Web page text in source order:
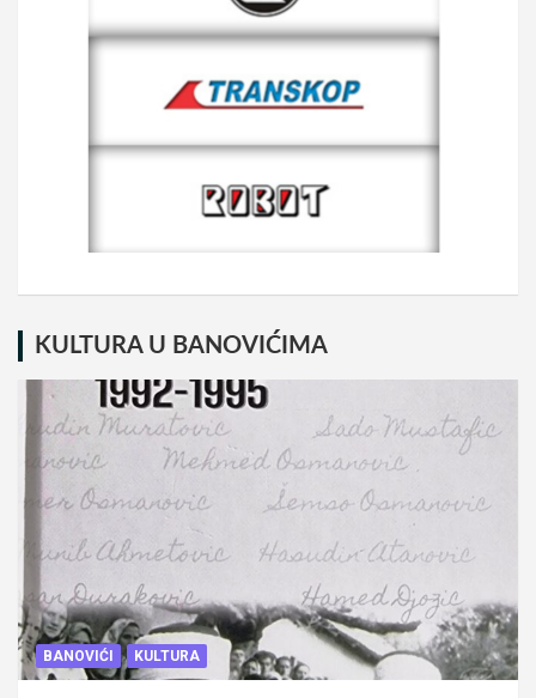
KULTURA U BANOVIĆIMA
BANOVIĆI KULTURA